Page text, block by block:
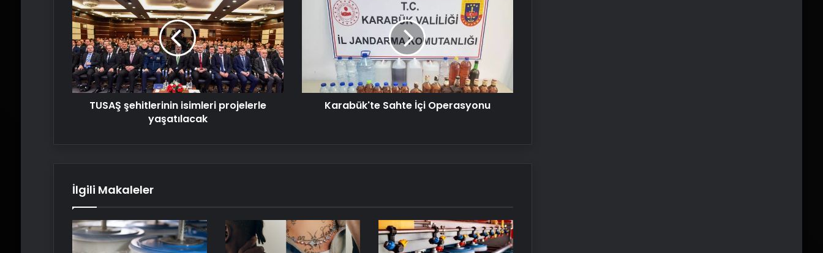
Buharlı Koltuk Yıkama ile Temizlikte
Yeni Bir Dönem
Nişantaşı Üniversitesi’nden 2026 YKS
Adaylarına Çifte Güvence: Sabit
Ücret ve Kesintisiz Burs
Temmuz Ayındaki Karar
Duruşmasına Çevrildi
isimleri
projelerle
yaşatılacak
TUSAŞ şehitlerinin isimleri projelerle
yaşatılacak
Operasyonu
Karabük'te Sahte İçi Operasyonu
İlgili Makaleler